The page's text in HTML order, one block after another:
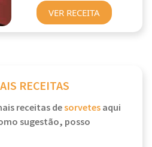
VER RECEITA
RECEITAS
receitas desorvetesaqui
sugestão, posso